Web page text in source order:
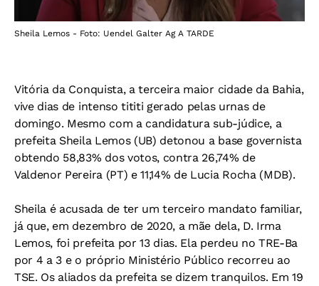
Sheila Lemos - Foto: Uendel Galter Ag A TARDE
Vitória da Conquista, a terceira maior cidade da Bahia,
vive dias de intenso tititi gerado pelas urnas de
domingo. Mesmo com a candidatura sub-júdice, a
prefeita Sheila Lemos (UB) detonou a base governista
obtendo 58,83% dos votos, contra 26,74% de
Valdenor Pereira (PT) e 11,14% de Lucia Rocha (MDB).
Sheila é acusada de ter um terceiro mandato familiar,
já que, em dezembro de 2020, a mãe dela, D. Irma
Lemos, foi prefeita por 13 dias. Ela perdeu no TRE-Ba
por 4 a 3 e o próprio Ministério Público recorreu ao
TSE. Os aliados da prefeita se dizem tranquilos. Em 19